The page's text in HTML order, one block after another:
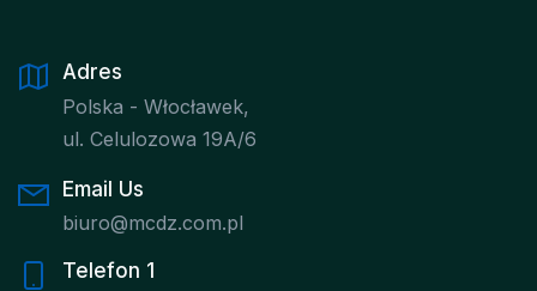
Adres
Polska - Włocławek,
ul. Celulozowa 19A/6
Email Us
biuro@mcdz.com.pl
Telefon 1